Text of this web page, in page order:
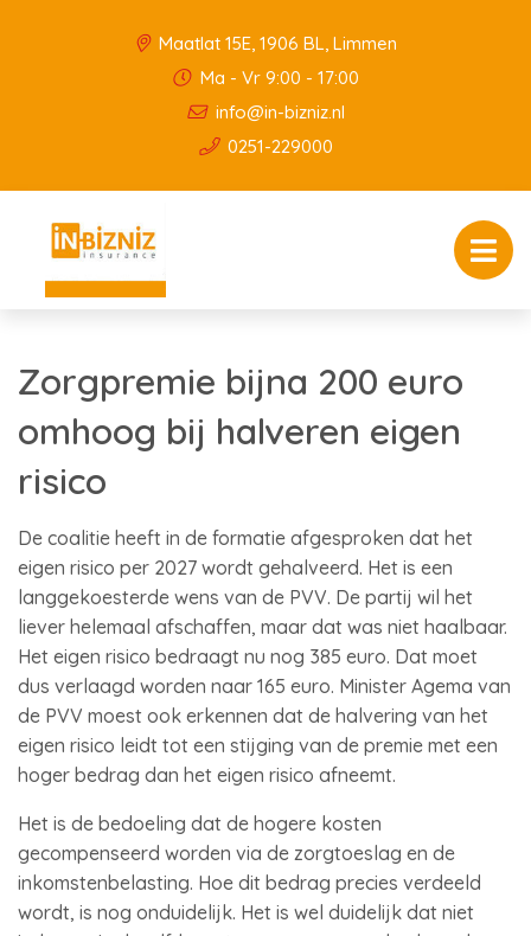
Maatlat 15E, 1906 BL, Limmen
Ma - Vr 9:00 - 17:00
info@in-bizniz.nl
0251-229000
Zorgpremie bijna 200 euro
omhoog bij halveren eigen
risico
De coalitie heeft in de formatie afgesproken dat het
eigen risico per 2027 wordt gehalveerd. Het is een
langgekoesterde wens van de PVV. De partij wil het
liever helemaal afschaffen, maar dat was niet haalbaar.
Het eigen risico bedraagt nu nog 385 euro. Dat moet
dus verlaagd worden naar 165 euro. Minister Agema van
de PVV moest ook erkennen dat de halvering van het
eigen risico leidt tot een stijging van de premie met een
hoger bedrag dan het eigen risico afneemt.
Het is de bedoeling dat de hogere kosten
gecompenseerd worden via de zorgtoeslag en de
inkomstenbelasting. Hoe dit bedrag precies verdeeld
wordt, is nog onduidelijk. Het is wel duidelijk dat niet